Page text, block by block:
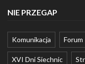
NIE PRZEGAP
Komunikacja Forum
XVI Dni Siechnic